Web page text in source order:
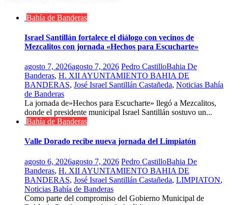
Bahía de Banderas
Israel Santillán fortalece el diálogo con vecinos de
Mezcalitos con jornada «Hechos para Escucharte»
agosto 7, 2026agosto 7, 2026 Pedro CastilloBahia De
Banderas, H. XII AYUNTAMIENTO BAHIA DE
BANDERAS, José Israel Santillán Castañeda, Noticias Bahía
de Banderas
La jornada de»Hechos para Escucharte» llegó a Mezcalitos,
donde el presidente municipal Israel Santillán sostuvo un...
Bahía de Banderas
Valle Dorado recibe nueva jornada del Limpiatón
agosto 6, 2026agosto 7, 2026 Pedro CastilloBahia De
Banderas, H. XII AYUNTAMIENTO BAHIA DE
BANDERAS, José Israel Santillán Castañeda, LIMPIATON,
Noticias Bahía de Banderas
Como parte del compromiso del Gobierno Municipal de